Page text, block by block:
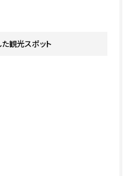
観光スポット